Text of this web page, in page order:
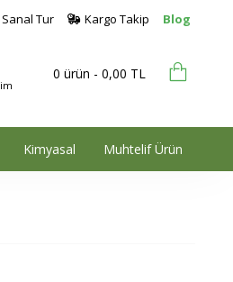
Sanal Tur Kargo Takip Blog
0 ürün - 0,00 TL
Kimyasal Muhtelif Ürün